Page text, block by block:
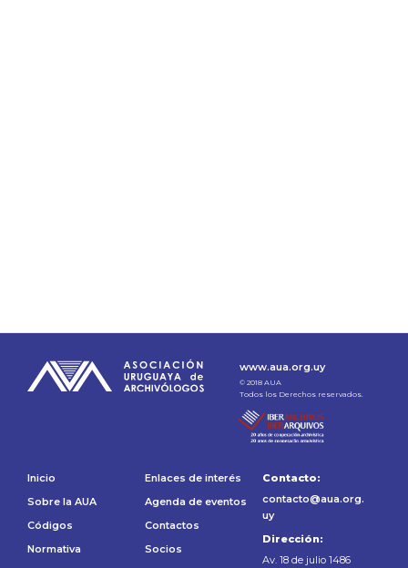
www.aua.org.uy
© 2018 AUA
Todos los Derechos reservados.
Inicio
Sobre la AUA
Códigos
Normativa
Enlaces de interés
Agenda de eventos
Contactos
Socios
Contacto:
contacto@aua.org.
uy
Dirección:
Av. 18 de julio 1486